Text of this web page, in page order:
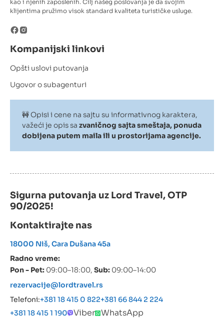
kao i njenih zaposlenih. Cilj našeg poslovanja je da svojim
klijentima pružimo visok standard kvaliteta turističke usluge.
Kompanijski linkovi
Opšti uslovi putovanja
Ugovor o subagenturi
🚧 Opisi i cene na sajtu su informativnog karaktera,
važeći je opis sa zvaničnog sajta smeštaja, ponuda
dobijena putem maila ili u prostorijama agencije.
Sigurna putovanja uz Lord Travel, OTP
90/2025!
Kontaktirajte nas
18000 Niš, Cara Dušana 45a
Radno vreme:
Pon - Pet: 09:00–18:00, Sub: 09:00–14:00
rezervacije@lordtravel.rs
Telefoni:+381 18 415 0 822+381 66 844 2 224
+381 18 415 1 190
Viber WhatsApp